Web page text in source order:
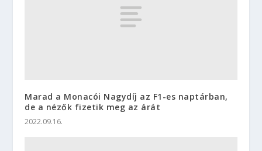
Marad a Monacói Nagydíj az F1-es naptárban,
de a nézők fizetik meg az árát
2022.09.16.